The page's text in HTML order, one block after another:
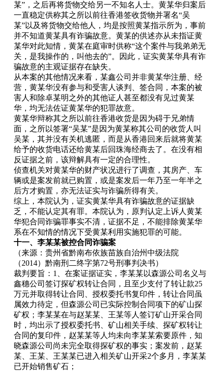
某”，之后再将货物交给另一不知名人士。黄某华归案后
一直稳定供称其之所以前往香港签收货物并署名“吴
某”以及将货物交给他人，均是按照黄某指示所为，事前
并不知道黄某具有诈骗故意。黄某的供述亦从未指证黄
某华对此知情，黄某在庭审时供称“这个案件与我弟弟无
关，是我操作的，叫他去的”。因此，证实黄某华具有诈
骗故意的主观证据存在缺失。
从本案的其他情况来看，某鑫公司并非黄某华注册、经
营，黄某华没有参与和受害人谈判、签合同，本案的被
害人和除卓某明之外的其他证人甚至都没有见过黄某
华，均无法佐证黄某华的犯罪故意。
黄某华辩称其之所以前往香港收货是因为碍于兄弟情
面，之所以签署“吴某”是因为黄某称其公司的收货人叫
吴某，其并没有关机逃匿，而是从香港回来后就将黄某
给予的收货电话还给黄某后回珠海经商去了。在没有相
反证据之前，该辩解具有一定的合理性。
侦查机关对黄某华的财产状况进行了调查，其房产、车
辆或是案发前就已购置，或是案发后一年乃至一年半之
后方才购置，亦无法证实与诈骗所得有关。
综上，本院认为，证实黄某华具有诈骗故意的证据缺
乏，不能认定其有罪。本院认为，原判认定上诉人黄某
华犯合同诈骗罪事实不清，证据不足，不能排除黄某华
系在不知情的情况下受黄某利用实施犯罪的可能。
十一、李某某被控合同诈骗案
（来源：贵州省黔南布依族苗族自治州中级法院
（2014）黔南刑二终字第72号刑事判决书）
裁判要旨：1、在案证据证实，李某某以森源公司名义与
鑫穗公司签订探矿权转让合同，且至少支付了转让款25
万元并取得转让合同、授权委托书复印件，转让合同虽
属效力待定，但森源公司已实际控制合同项下的矿山探
矿权；李某某在与赵某某、王某等人签订矿山开采合同
时，均出示了授权委托书、矿山相关手续、探矿权转让
合同的复印件，赵某某等人均未向李某某索要原件，知
晓森源公司尚未完全取得探矿权的事实；案发前，赵某
某、王某、王某某已进入相关矿山开采2个多月，李某某
已开始销售矿石；